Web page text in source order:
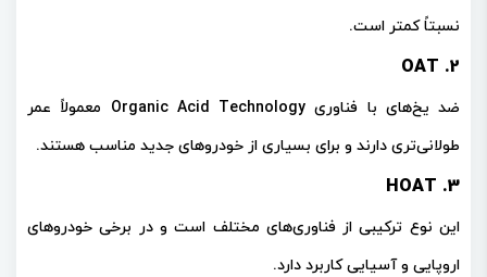
نسبتاً کمتر است.
2. OAT
ضد یخ‌های با فناوری Organic Acid Technology معمولاً عمر
طولانی‌تری دارند و برای بسیاری از خودروهای جدید مناسب هستند.
3. HOAT
این نوع ترکیبی از فناوری‌های مختلف است و در برخی خودروهای
اروپایی و آسیایی کاربرد دارد.